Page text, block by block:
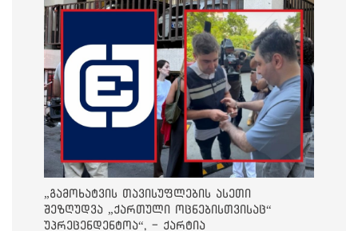
„გამოხატვის თავისუფლების ასეთი
შეზღუდვა „ქართული ოცნებისთვისაც“
უპრეცენდენტოა“, - ქარტია